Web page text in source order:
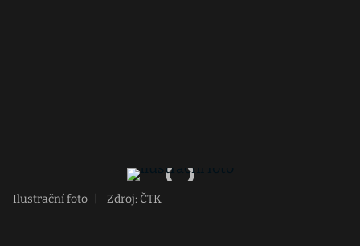
Ilustrační foto Zdroj: ČTK